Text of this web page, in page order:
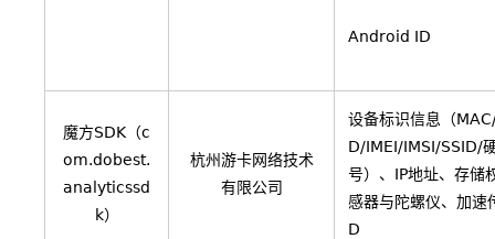
Android ID
魔方SDK（c
om.dobest.
analyticssd
k）
杭州游卡网络技术
有限公司
设备标识信息（
D/IMEI/IMSI/SSID/
号）、IP地址、存储
感器与陀螺仪、加速
D